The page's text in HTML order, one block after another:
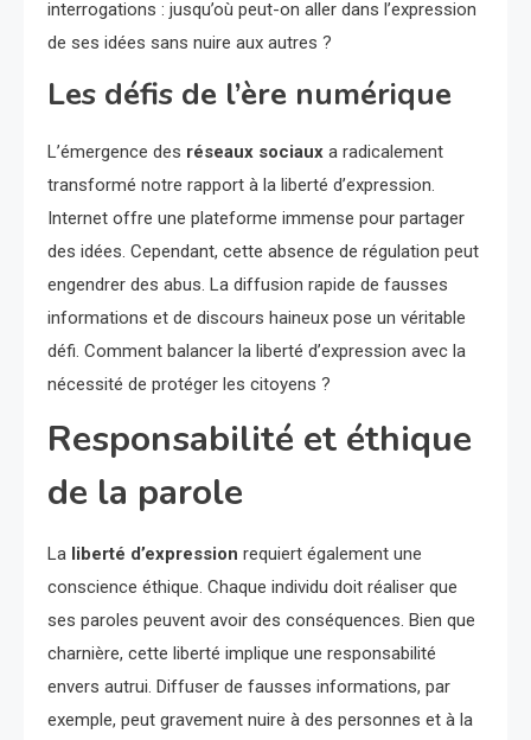
interrogations : jusqu’où peut-on aller dans l’expression
de ses idées sans nuire aux autres ?
Les défis de l’ère numérique
L’émergence des réseaux sociaux a radicalement
transformé notre rapport à la liberté d’expression.
Internet offre une plateforme immense pour partager
des idées. Cependant, cette absence de régulation peut
engendrer des abus. La diffusion rapide de fausses
informations et de discours haineux pose un véritable
défi. Comment balancer la liberté d’expression avec la
nécessité de protéger les citoyens ?
Responsabilité et éthique
de la parole
La liberté d’expression requiert également une
conscience éthique. Chaque individu doit réaliser que
ses paroles peuvent avoir des conséquences. Bien que
charnière, cette liberté implique une responsabilité
envers autrui. Diffuser de fausses informations, par
exemple, peut gravement nuire à des personnes et à la